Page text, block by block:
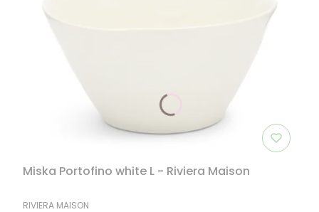
Miska Portofino white L - Riviera Maison
PRODUCENT
RIVIERA MAISON